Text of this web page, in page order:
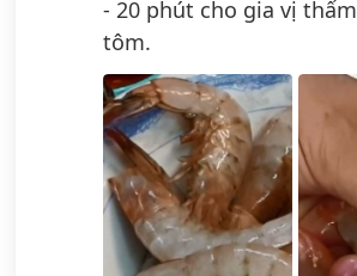
- 20 phút cho gia vị
tôm.